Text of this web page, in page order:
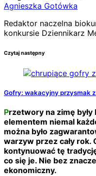
Agnieszka Gotówka
Redaktor naczelna
konkursie Dziennikarz
Czytaj następny
Gofry: wakacyjny przysmak
Przetwory na zimę były kiedyś nieodłącznym
elementem niemal
można było
warzyw przez cały rok.
kontynuować tę
co się je. Nie bez
ekonomiczny.